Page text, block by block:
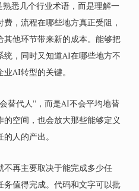
悉几个行业术语，而是理解一
，流程在哪些地方真正受阻，
他环节带来新的成本。能够把
，同时又知道AI在哪些地方不
AI转型的关键。
替代人”，而是AI不会平均地替
空间，也会放大那些能够定义
人的产出。
再主要取决于能完成多少任
值得完成。代码和文字可以批